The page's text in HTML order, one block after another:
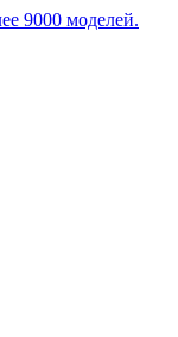
9000 моделей.